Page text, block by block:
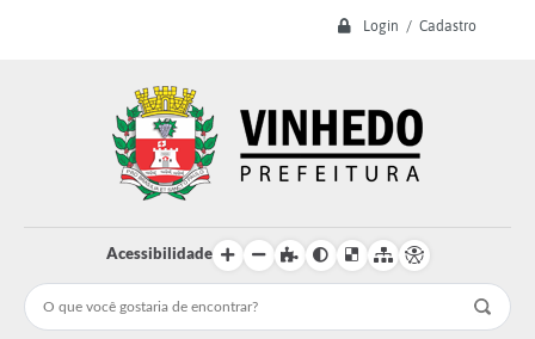
Login / Cadastro
Acessibilidade